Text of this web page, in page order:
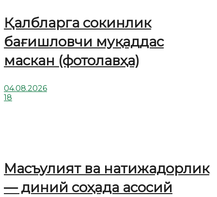
Қалбларга сокинлик
бағишловчи муқаддас
маскан (фотолавҳа)
04.08.2026
18
Масъулият ва натижадорлик
— диний соҳада асосий